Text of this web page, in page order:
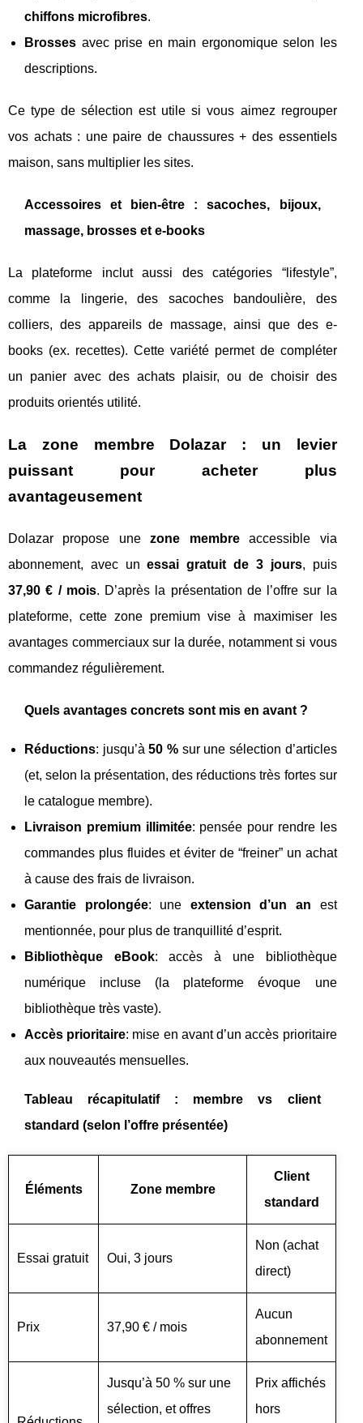
chiffons microfibres.
Brosses avec prise en main ergonomique selon les
descriptions.
Ce type de sélection est utile si vous aimez regrouper
vos achats : une paire de chaussures + des essentiels
maison, sans multiplier les sites.
Accessoires et bien-être : sacoches, bijoux,
massage, brosses et e-books
La plateforme inclut aussi des catégories “lifestyle”,
comme la lingerie, des sacoches bandoulière, des
colliers, des appareils de massage, ainsi que des e-
books (ex. recettes). Cette variété permet de compléter
un panier avec des achats plaisir, ou de choisir des
produits orientés utilité.
La zone membre Dolazar : un levier
puissant pour acheter plus
avantageusement
Dolazar propose unezone membreaccessible via
abonnement, avec unessai gratuit de 3 jours, puis
37,90 € / mois. D’après la présentation de l’offre sur la
plateforme, cette zone premium vise à maximiser les
avantages commerciaux sur la durée, notamment si vous
commandez régulièrement.
Quels avantages concrets sont mis en avant ?
Réductions: jusqu’à50 %sur une sélection d’articles
(et, selon la présentation, des réductions très fortes sur
le catalogue membre).
Livraison premium illimitée: pensée pour rendre les
commandes plus fluides et éviter de “freiner” un achat
à cause des frais de livraison.
Garantie prolongée: une extension d’un an est
mentionnée, pour plus de tranquillité d’esprit.
Bibliothèque eBook: accès à une bibliothèque
numérique incluse (la plateforme évoque une
bibliothèque très vaste).
Accès prioritaire: mise en avant d’un accès prioritaire
aux nouveautés mensuelles.
Tableau récapitulatif : membre vs client
standard (selon l’offre présentée)
Éléments Zone membre
Client
standard
Essai gratuit Oui, 3 jours
Non (achat
direct)
Prix 37,90 € / mois
Aucun
abonnement
Jusqu’à 50 % sur une
sélection, et offres
Prix affichés
hors